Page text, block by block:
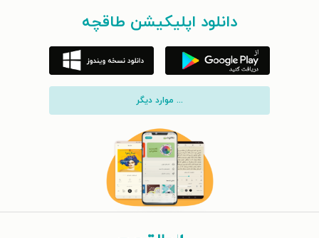
دانلود اپلیکیشن طاقچه
... موارد دیگر